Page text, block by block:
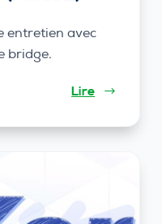
entretien avec
bridge.
Lire